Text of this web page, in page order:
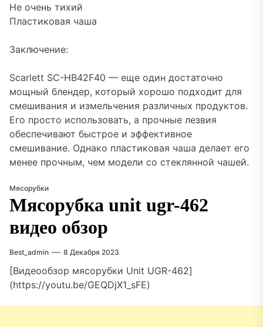
Не очень тихий
Пластиковая чаша
Заключение:
Scarlett SC-HB42F40 — еще один достаточно
мощный блендер, который хорошо подходит для
смешивания и измельчения различных продуктов.
Его просто использовать, а прочные лезвия
обеспечивают быстрое и эффективное
смешивание. Однако пластиковая чаша делает его
менее прочным, чем модели со стеклянной чашей.
Мясорубки
Мясорубка unit ugr-462
видео обзор
Best_admin 8 Декабря 2023
[Видеообзор мясорубки Unit UGR-462]
(https://youtu.be/GEQDjX1_sFE)